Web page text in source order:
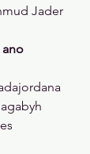
Jader
ano